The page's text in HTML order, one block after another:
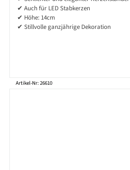
✔ Auch für LED Stabkerzen
✔ Höhe: 14cm
✔ Stillvolle ganzjährige Dekoration
Artikel-Nr: 26610